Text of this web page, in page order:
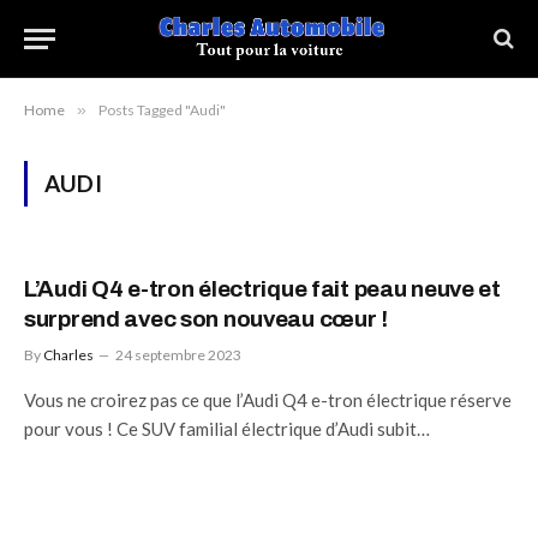
Home » Posts Tagged "Audi"
AUDI
L’Audi Q4 e-tron électrique fait peau neuve et
surprend avec son nouveau cœur !
By Charles 24 septembre 2023
Vous ne croirez pas ce que l’Audi Q4 e-tron électrique réserve
pour vous ! Ce SUV familial électrique d’Audi subit…